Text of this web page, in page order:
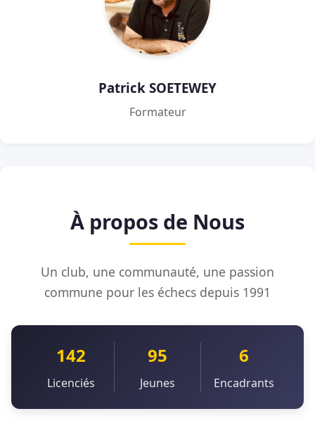
Patrick SOETEWEY
Formateur
À propos de Nous
Un club, une communauté, une passion
commune pour les échecs depuis 1991
142
Licenciés
95
Jeunes
6
Encadrants